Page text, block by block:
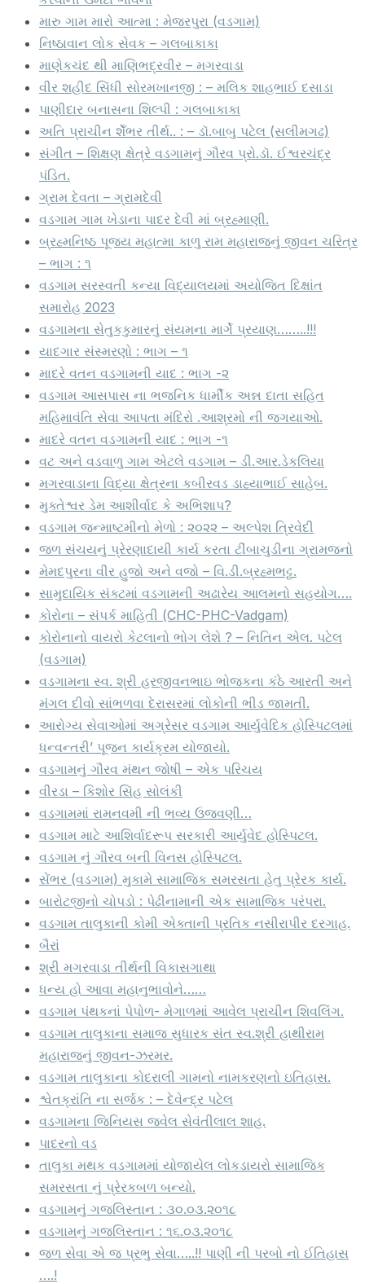
મારુ ગામ મારો આત્મા : મેજરપુરા (વડગામ)
નિષ્ઠાવાન લોક સેવક – ગલબાકાકા
માણેકચંદ થી માણિભદ્રવીર – મગરવાડા
વીર શહીદ સિંધી સોરમખાનજી : – મલિક શાહભાઈ દસાડા
પાણીદાર બનાસના શિલ્પી : ગલબાકાકા
અતિ પ્રાચીન શેઁભર તીર્થ.. : – ડૉ.બાબુ પટેલ (સલીમગઢ)
સંગીત – શિક્ષણ ક્ષેત્રે વડગામનું ગૌરવ પ્રો.ડૉ. ઈશ્વરચંદ્ર
પંડિત.
ગ્રામ દેવતા – ગ્રામદેવી
વડગામ ગામ ખેડાના પાદર દેવી માં બ્રહ્માણી.
બ્રહ્મનિષ્ઠ પૂજ્ય મહાત્મા કાળુ રામ મહારાજનું જીવન ચરિત્ર
– ભાગ : ૧
વડગામ સરસ્વતી કન્યા વિદ્યાલયમાં અયોજિત દિક્ષાંત
સમારોહ 2023
વડગામના સેતુકકુમારનું સંયમના માર્ગે પ્રયાણ……..!!!
યાદગાર સંસ્મરણો : ભાગ – ૧
માદરે વતન વડગામની યાદ : ભાગ -૨
વડગામ આસપાસ ના ભજનિક ધાર્મીક અન્ન દાતા સહિત
મહિમાવંતિ સેવા આપતા મંદિરો .આશ્રમો ની જગયાઓ.
માદરે વતન વડગામની યાદ : ભાગ -૧
વટ અને વડવાળુ ગામ એટલે વડગામ – ડી.આર.ડેકલિયા
મગરવાડાના વિદ્યા ક્ષેત્રના કબીરવડ ડાહ્યાભાઈ સાહેબ.
મુક્તેશ્વર ડેમ આશીર્વાદ કે અભિશાપ?
વડગામ જન્માષ્ટમીનો મેળો : ૨૦૨૨ – અલ્પેશ ત્રિવેદી
જળ સંચયનું પ્રેરણાદાયી કાર્ય કરતા ટીંબાચુડીના ગ્રામજનો
મેમદપુરના વીર હુજો અને વજો – વિ.ડી.બ્રહ્મભટ્ટ.
સામુદાયિક સંક્ટમાં વડગામની અઢારેય આલમનો સહયોગ….
કોરોના – સંપર્ક માહિતી (CHC-PHC-Vadgam)
કોરોનાનો વાયરો કેટલાનો ભોગ લેશે ? – નિતિન એલ. પટેલ
(વડગામ)
વડગામના સ્વ. શ્રી હરજીવનભાઇ ભોજકના કંઠે આરતી અને
મંગલ દીવો સાંભળવા દેરાસરમાં લોકોની ભીડ જામતી.
આરોગ્ય સેવાઓમાં અગ્રેસર વડગામ આર્યુવેદિક હોસ્પિટલમાં
ધન્વન્તરી’ પૂજન કાર્યક્રમ યોજાયો.
વડગામનું ગૌરવ મંથન જોષી – એક પરિચય
વીરડા – કિશોર સિંહ સોલંકી
વડગામમાં રામનવમી ની ભવ્ય ઉજવણી…
વડગામ માટે આશિર્વાદરૂપ સરકારી આર્યુવેદ હોસ્પિટલ.
વડગામ નું ગૌરવ બની વિનસ હોસ્પિટલ.
સેંભર (વડગામ) મુકામે સામાજિક સમરસતા હેતુ પ્રેરક કાર્ય.
બારોટજીનો ચોપડો : પેઢીનામાની એક સામાજિક પરંપરા.
વડગામ તાલુકાની કોમી એક્તાની પ્રતિક નસીરાપીર દરગાહ.
બૈરાં
શ્રી મગરવાડા તીર્થની વિકાસગાથા
ધન્ય હો આવા મહાનુભાવોને……
વડગામ પંથકનાં પેપોળ- મેગાળમાં આવેલ પ્રાચીન શિવલિંગ.
વડગામ તાલુકાના સમાજ સુધારક સંત સ્વ.શ્રી હાથીરામ
મહારાજનું જીવન-ઝરમર.
વડગામ તાલુકાના કોદરાલી ગામનો નામકરણનો ઇતિહાસ.
શ્વેતક્રાંતિ ના સર્જક : – દેવેન્દ્ર પટેલ
વડગામના જિનિયસ જ્વેલ સેવંતીલાલ શાહ.
પાદરનો વડ
તાલુકા મથક વડગામમાં યોજાયેલ લોકડાયરો સામાજિક
સમરસતા નું પ્રેરકબળ બન્યો.
વડગામનું ગજલિસ્તાન : ૩૦.૦૩.૨૦૧૮
વડગામનું ગજલિસ્તાન : ૧૬.૦૩.૨૦૧૮
જળ સેવા એ જ પ્રભુ સેવા…..!! પાણી ની પરબો નો ઈતિહાસ
….!